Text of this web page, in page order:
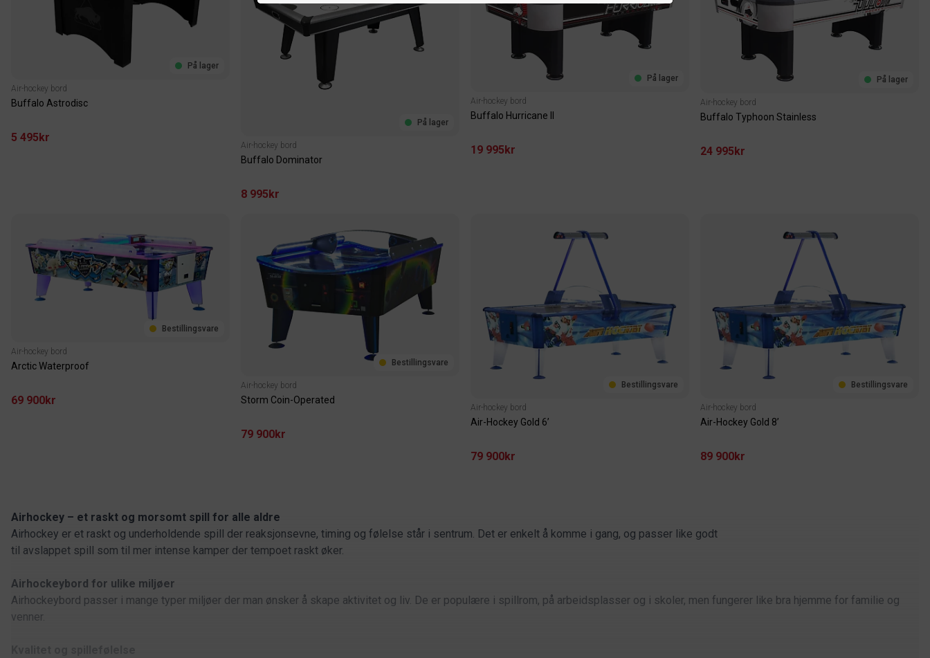
På lager
Air-hockey bord
Buffalo Astrodisc
5 495kr
På lager
Air-hockey bord
Buffalo Dominator
8 995kr
På lager
Air-hockey bord
Buffalo Hurricane II
19 995kr
På lager
Air-hockey bord
Buffalo Typhoon Stainless
24 995kr
Bestillingsvare
Air-hockey bord
Arctic Waterproof
69 900kr
Bestillingsvare
Air-hockey bord
Storm Coin-Operated
79 900kr
Bestillingsvare
Air-hockey bord
Air-Hockey Gold 6’
79 900kr
Bestillingsvare
Air-hockey bord
Air-Hockey Gold 8’
89 900kr
Airhockey – et raskt og morsomt spill for alle aldre
Airhockey er et raskt og underholdende spill der reaksjonsevne, timing og følelse står i sentrum. Det er enkelt å komme i gang, og passer like godt
til avslappet spill som til mer intense kamper der tempoet raskt øker.
Airhockeybord for ulike miljøer
Airhockeybord passer i mange typer miljøer der man ønsker å skape aktivitet og liv. De er populære i spillrom, på arbeidsplasser og i skoler, men fungerer like bra hjemme for familie og
venner.